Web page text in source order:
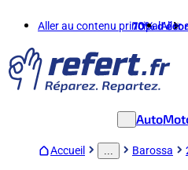
Aller au contenu principalAller
70%
Auto
Accueil Barossa